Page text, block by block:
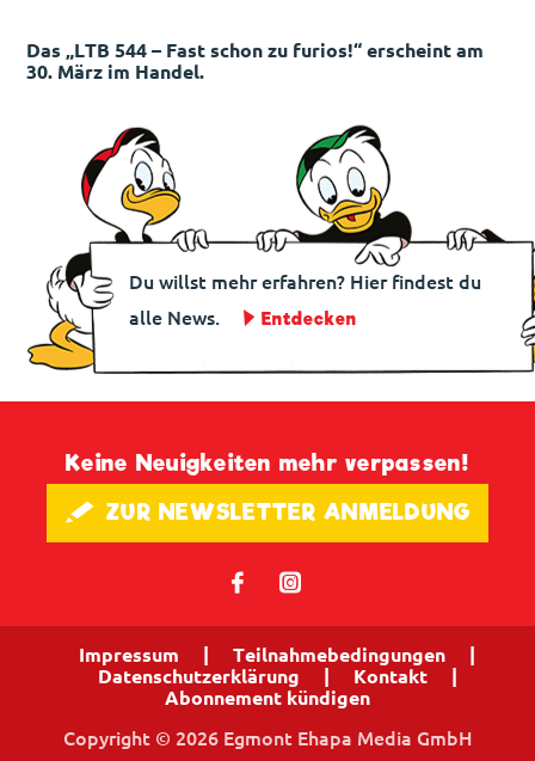
Das „LTB 544 – Fast schon zu furios!“ erscheint am
30. März im Handel.
Du willst mehr erfahren? Hier findest du
alle News.
Entdecken
Keine Neuigkeiten mehr verpassen!
🖋 ZUR NEWSLETTER ANMELDUNG
𝖿 📷
Impressum Teilnahmebedingungen
Datenschutzerklärung
Kontakt
Abonnement kündigen
Copyright © 2026 Egmont Ehapa Media GmbH